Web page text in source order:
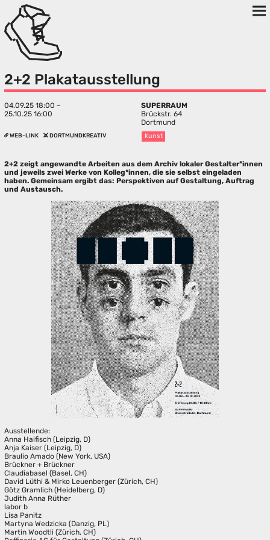
2+2 Plakatausstellung
04.09.25 18:00 –
25.10.25 16:00
SUPERRAUM
Brückstr. 64
Dortmund
WEB-LINK DORTMUNDKREATIV Kunst
2+2 zeigt angewandte Arbeiten aus dem Archiv lokaler Gestalter*innen
und jeweils zwei Werke von Kolleg*innen, die sie selbst eingeladen
haben. Gemeinsam ergibt das: Perspektiven auf Gestaltung, Auftrag
und Austausch.
Ausstellende:
Anna Haifisch (Leipzig, D)
Anja Kaiser (Leipzig, D)
Braulio Amado (New York, USA)
Brückner + Brückner
Claudiabasel (Basel, CH)
David Lüthi & Mirko Leuenberger (Zürich, CH)
Götz Gramlich (Heidelberg, D)
Judith Anna Rüther
labor b
Lisa Panitz
Martyna Wedzicka (Danzig, PL)
Martin Woodtli (Zürich, CH)